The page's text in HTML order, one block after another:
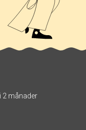
2 månader